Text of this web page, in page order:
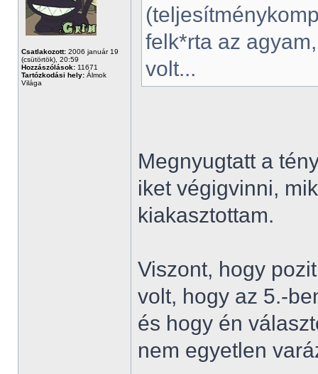
Csatlakozott: 2006 január 19
(csütörtök), 20:59
Hozzászólások: 11671
Tartózkodási hely: Álmok
Világa
felk*rta az
volt...
Megnyugtatt a
iket végigvinni,
kiakasztottam.
Viszont, hogy
volt, hogy az 5.-
és hogy én
nem egyetlen